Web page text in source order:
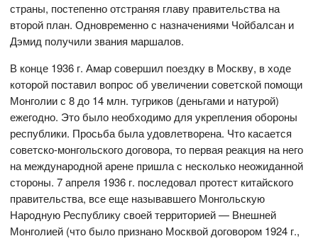
страны, постепенно отстраняя главу правительства на
второй план. Одновременно с назначениями Чойбалсан и
Дэмид получили звания маршалов.
В конце 1936 г. Амар совершил поездку в Москву, в ходе
которой поставил вопрос об увеличении советской помощи
Монголии с 8 до 14 млн. тугриков (деньгами и натурой)
ежегодно. Это было необходимо для укрепления обороны
республики. Просьба была удовлетворена. Что касается
советско-монгольского договора, то первая реакция на него
на международной арене пришла с несколько неожиданной
стороны. 7 апреля 1936 г. последовал протест китайского
правительства, все еще называвшего Монгольскую
Народную Республику своей территорией — Внешней
Монголией (что было признано Москвой договором 1924 г.,